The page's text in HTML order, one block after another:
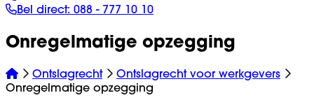
Bel direct: 088 - 777 10 10
Onregelmatige opzegging
Ontslagrecht
Ontslagrecht voor werkgevers
Onregelmatige opzegging